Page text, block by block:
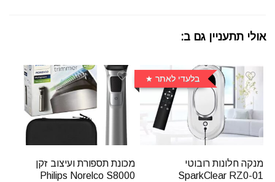
אולי תתעניין גם ב:
בלעדי לאתר
מנקה חלונות רובוטי
SparkClear RZ0-01
מכונת תספורת ועיצוב זקן
Philips Norelco S8000